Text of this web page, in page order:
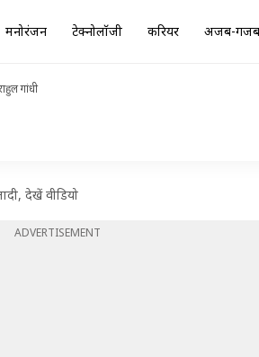
मनोरंजन टेक्नोलॉजी करियर अजब-गजब
गांधी
देखें वीडियो
ADVERTISEMENT